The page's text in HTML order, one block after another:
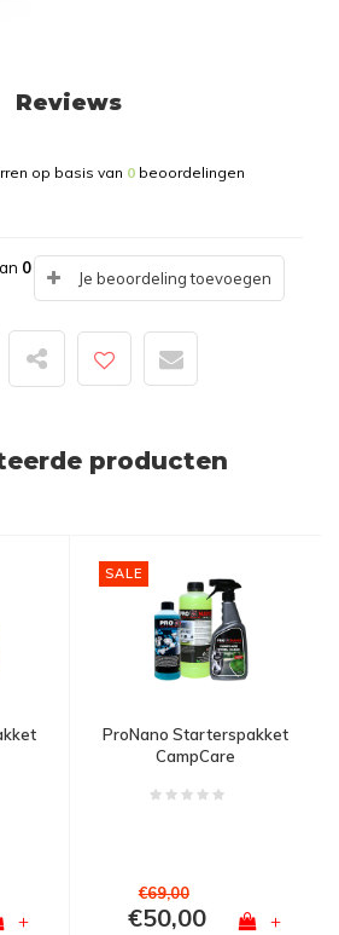
Reviews
op basis van 0 beoordelingen
0
Je beoordeling toevoegen
producten
+
SALE
ProNano Starterspakket
CampCare
€69,00
€50,00 +